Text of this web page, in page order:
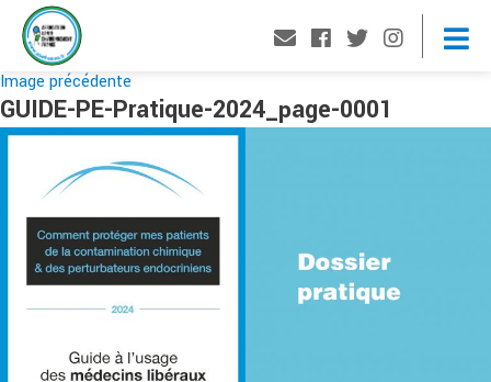
Image précédente
GUIDE-PE-Pratique-2024_page-0001